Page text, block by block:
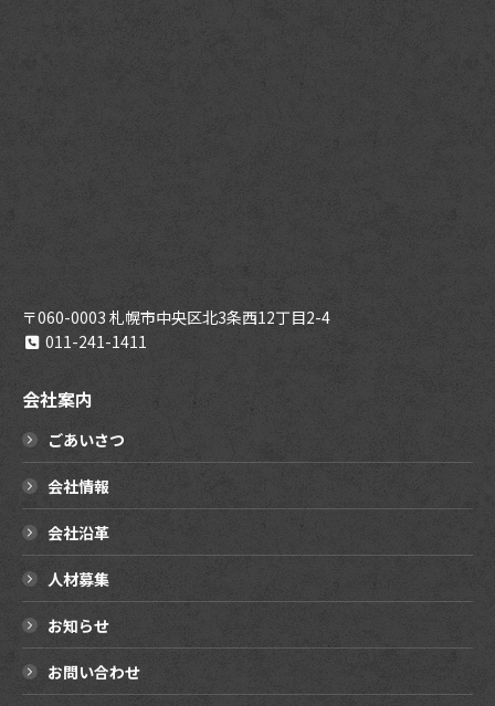
〒060-0003 札幌市中央区北3条西12丁目2-4
011-241-1411
会社案内
ごあいさつ
会社情報
会社沿革
人材募集
お知らせ
お問い合わせ